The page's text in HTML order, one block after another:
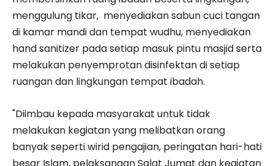
menggulung tikar, menyediakan sabun cuci tangan
di kamar mandi dan tempat wudhu, menyediakan
hand sanitizer pada setiap masuk pintu masjid serta
melakukan penyemprotan disinfektan di setiap
ruangan dan lingkungan tempat ibadah.
"Diimbau kepada masyarakat untuk tidak
melakukan kegiatan yang melibatkan orang
banyak seperti wirid pengajian, peringatan hari-hati
besar Islam, pelaksanaan Salat Jumat dan kegiatan